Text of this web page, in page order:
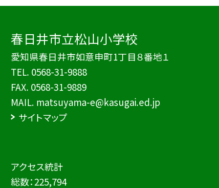
春日井市立松山小学校
愛知県春日井市如意申町1丁目８番地１
TEL. 0568-31-9888
FAX. 0568-31-9889
MAIL. matsuyama-e@kasugai.ed.jp
サイトマップ
アクセス統計
総数：225,794